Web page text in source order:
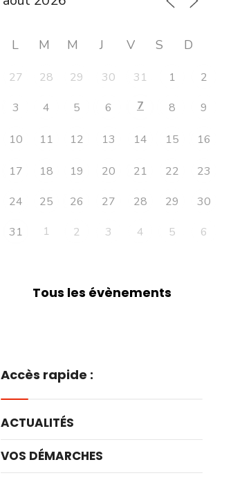
L M M J V S D
27 28 29 30 31 1
2
3
4 5 6 7 8 9
10 11 12 13 14 15 16
17 18 19 20 21 22
23
24
25 26 27 28 29
30
31
1 2 3 4 5 6
Tous les évènements
Accès rapide :
ACTUALITÉS
VOS DÉMARCHES